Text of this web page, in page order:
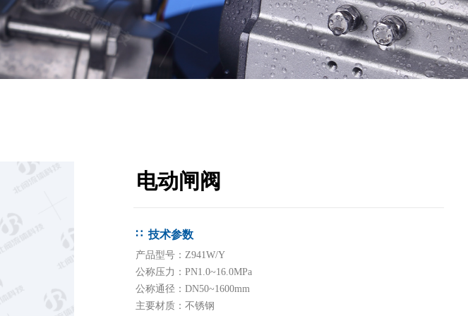
电动闸阀
技术参数
产品型号：Z941W/Y
公称压力：PN1.0~16.0MPa
公称通径：DN50~1600mm
主要材质：不锈钢